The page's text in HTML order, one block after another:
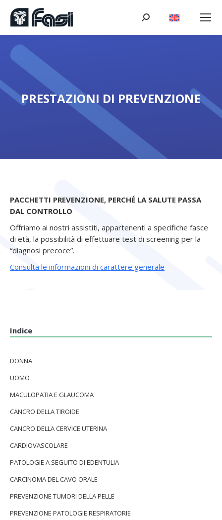
PRESTAZIONI DI PREVENZIONE
Tu sei qui:
PACCHETTI PREVENZIONE, PERCHÉ LA SALUTE PASSA
DAL CONTROLLO
Offriamo ai nostri assistiti, appartenenti a specifiche fasce
di età, la possibilità di effettuare test di screening per la
“diagnosi precoce”.
Consulta le informazioni di carattere generale
Indice
DONNA
UOMO
MACULOPATIA E GLAUCOMA
CANCRO DELLA TIROIDE
CANCRO DELLA CERVICE UTERINA
CARDIOVASCOLARE
PATOLOGIE A SEGUITO DI EDENTULIA
CARCINOMA DEL CAVO ORALE
PREVENZIONE TUMORI DELLA PELLE
PREVENZIONE PATOLOGIE RESPIRATORIE